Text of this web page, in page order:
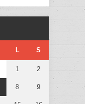
L S
1 2
8 9